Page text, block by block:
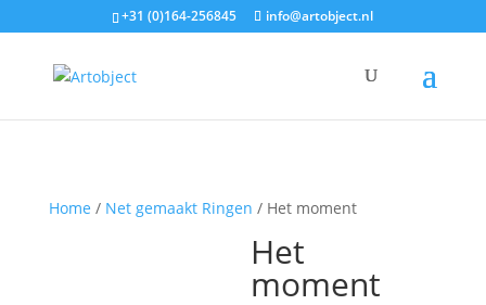
+31 (0)164-256845 info@artobject.nl
Home / Net gemaakt Ringen / Het moment
Het
moment